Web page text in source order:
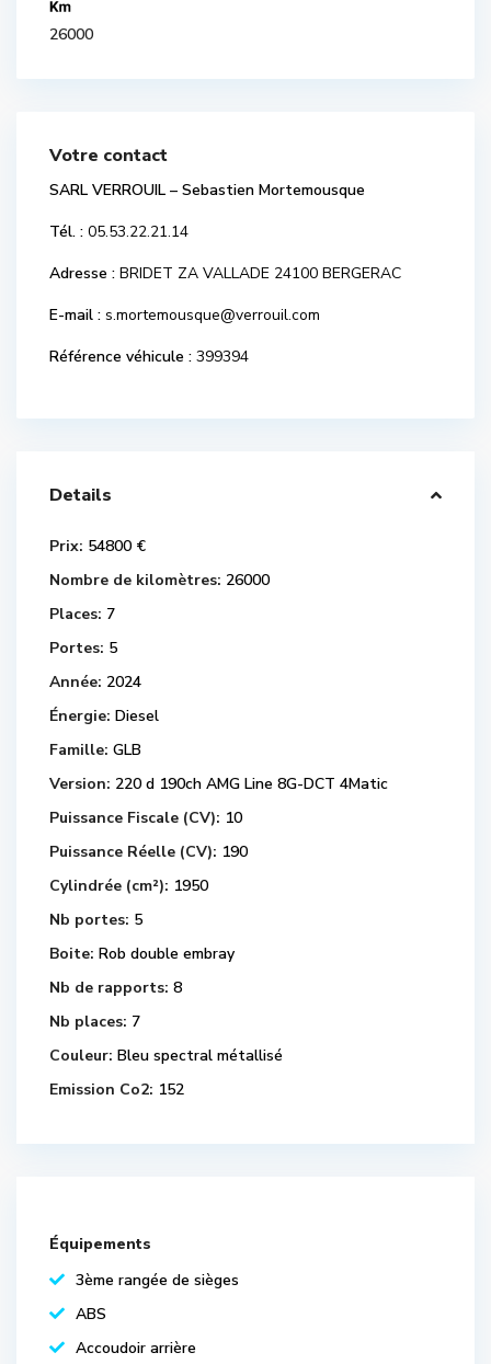
26000
Votre contact
SARL VERROUIL – Sebastien Mortemousque
Tél. : 05.53.22.21.14
Adresse : BRIDET ZA VALLADE 24100 BERGERAC
E-mail : s.mortemousque@verrouil.com
Référence véhicule : 399394
Details
Prix: 54800 €
Nombre de kilomètres: 26000
Places: 7
Portes: 5
Année: 2024
Énergie: Diesel
Famille: GLB
Version: 220 d 190ch AMG Line 8G-DCT 4Matic
Puissance Fiscale (CV): 10
Puissance Réelle (CV): 190
Cylindrée (cm²): 1950
Nb portes: 5
Boite: Rob double embray
Nb de rapports: 8
Nb places: 7
Couleur: Bleu spectral métallisé
Emission Co2: 152
Équipements
3ème rangée de sièges
ABS
Accoudoir arrière